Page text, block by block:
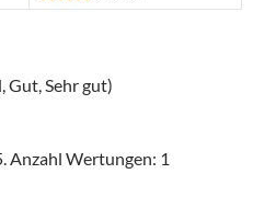
Gut, Sehr gut)
Anzahl Wertungen: 1